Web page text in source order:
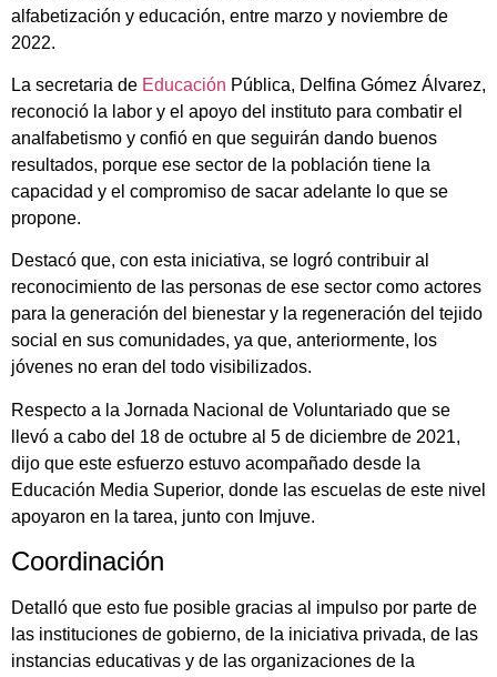
alfabetización y educación, entre marzo y noviembre de
2022.
La secretaria de Educación Pública, Delfina Gómez Álvarez,
reconoció la labor y el apoyo del instituto para combatir el
analfabetismo y confió en que seguirán dando buenos
resultados, porque ese sector de la población tiene la
capacidad y el compromiso de sacar adelante lo que se
propone.
Destacó que, con esta iniciativa, se logró contribuir al
reconocimiento de las personas de ese sector como actores
para la generación del bienestar y la regeneración del tejido
social en sus comunidades, ya que, anteriormente, los
jóvenes no eran del todo visibilizados.
Respecto a la Jornada Nacional de Voluntariado que se
llevó a cabo del 18 de octubre al 5 de diciembre de 2021,
dijo que este esfuerzo estuvo acompañado desde la
Educación Media Superior, donde las escuelas de este nivel
apoyaron en la tarea, junto con Imjuve.
Coordinación
Detalló que esto fue posible gracias al impulso por parte de
las instituciones de gobierno, de la iniciativa privada, de las
instancias educativas y de las organizaciones de la